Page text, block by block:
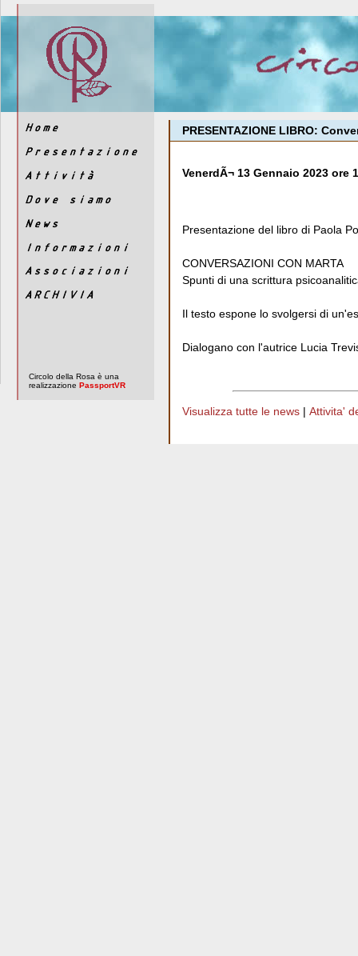
Circolo della Rosa è una
realizzazione PassportVR
PRESENTAZIONE LIBRO:
VenerdÃ¬ 13 Gennaio 2023 ore
Presentazione del libro di Paola
CONVERSAZIONI CON MARTA
Spunti di una scrittura
Il testo espone lo svolgersi di
Dialogano con l'autrice Lucia
Visualizza tutte le news | Attivita'